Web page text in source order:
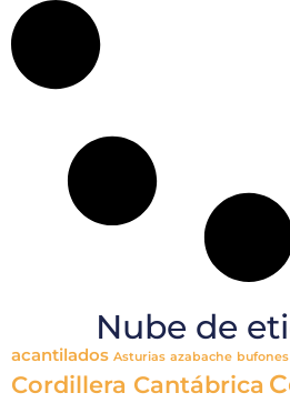
Nube de
acantilados Asturias azabache bufones
Cordillera Cantábrica